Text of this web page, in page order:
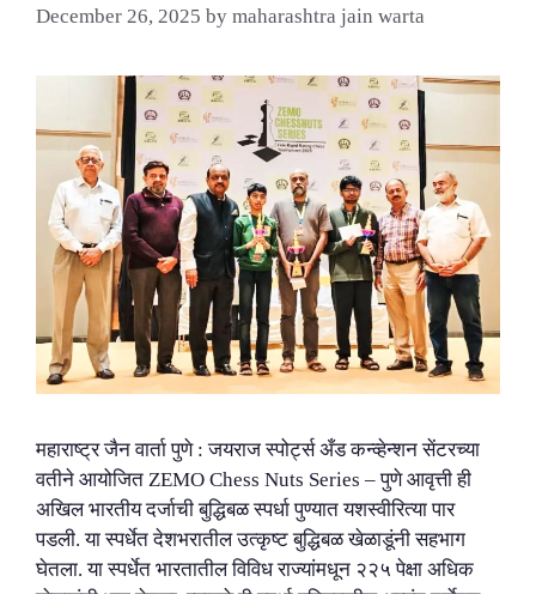
December 26, 2025 by maharashtra jain warta
महाराष्ट्र जैन वार्ता पुणे : जयराज स्पोर्ट्स अँड कन्व्हेन्शन सेंटरच्या
वतीने आयोजित ZEMO Chess Nuts Series – पुणे आवृत्ती ही
अखिल भारतीय दर्जाची बुद्धिबळ स्पर्धा पुण्यात यशस्वीरित्या पार
पडली. या स्पर्धेत देशभरातील उत्कृष्ट बुद्धिबळ खेळाडूंनी सहभाग
घेतला. या स्पर्धेत भारतातील विविध राज्यांमधून २२५ पेक्षा अधिक